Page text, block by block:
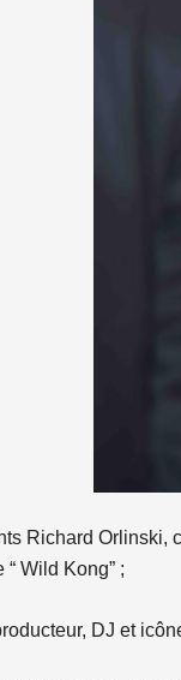
Richard Orlinski,
Wild Kong” ;
DJ et